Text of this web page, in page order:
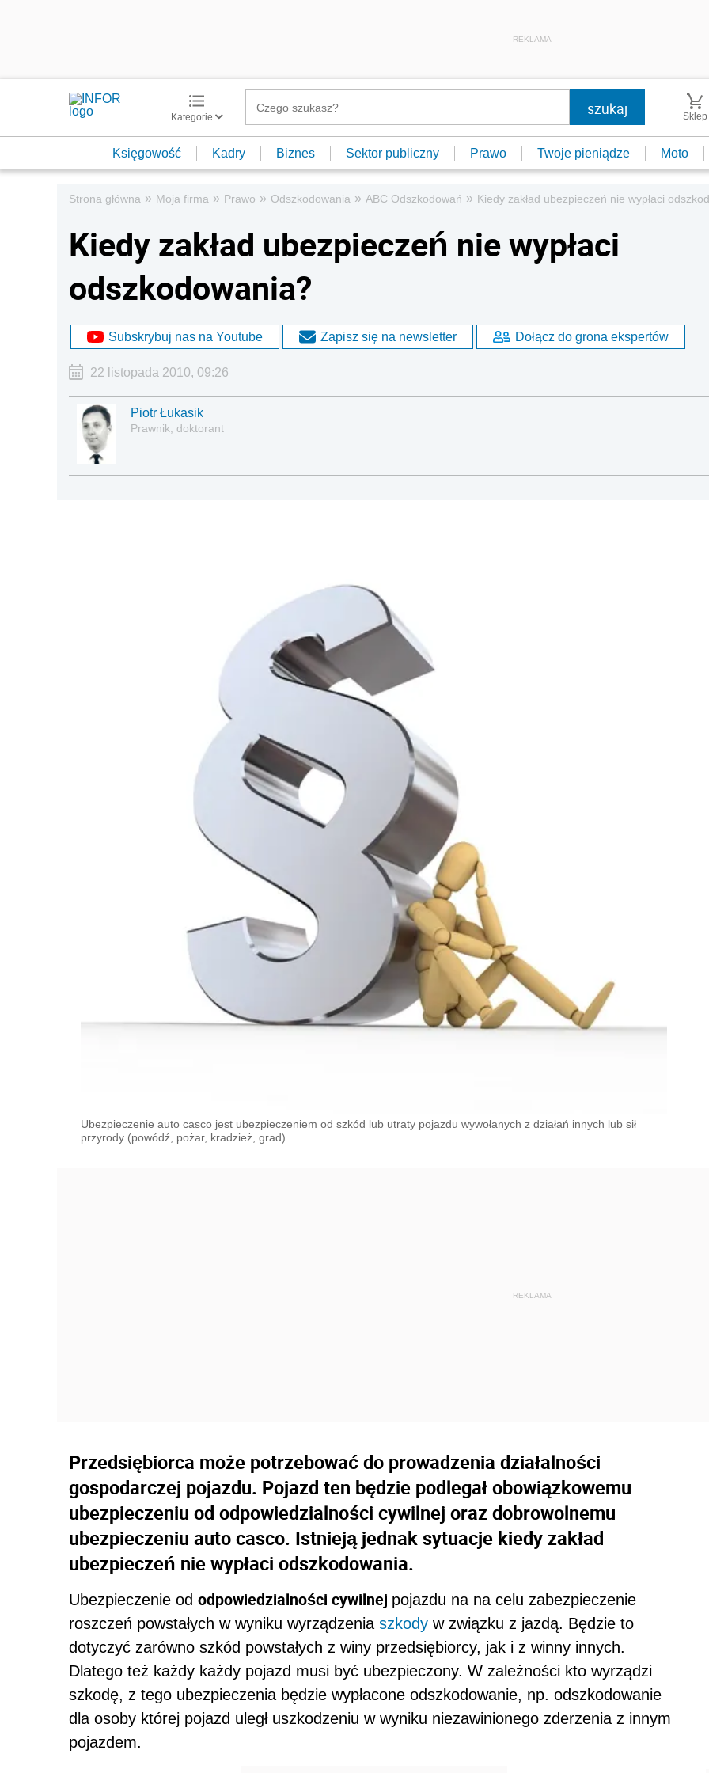
REKLAMA
Kategorie Sklep
Księgowość Kadry Biznes Sektor publiczny Prawo Twoje pieniądze Moto
Strona główna » Moja firma » Prawo » Odszkodowania » ABC Odszkodowań » Kiedy zakład ubezpieczeń nie wypłaci
Kiedy zakład ubezpieczeń nie wypłaci
odszkodowania?
Subskrybuj nas na Youtube Zapisz się na newsletter Dołącz do grona ekspertów
22 listopada 2010, 09:26
Piotr Łukasik
Prawnik, doktorant
Ubezpieczenie auto casco jest ubezpieczeniem od szkód lub utraty pojazdu wywołanych z działań innych lub sił
przyrody (powódź, pożar, kradzież, grad).
Przedsiębiorca może potrzebować do prowadzenia działalności
gospodarczej pojazdu. Pojazd ten będzie podlegał obowiązkowemu
ubezpieczeniu od odpowiedzialności cywilnej oraz dobrowolnemu
ubezpieczeniu auto casco. Istnieją jednak sytuacje kiedy zakład
ubezpieczeń nie wypłaci odszkodowania.
Ubezpieczenie od odpowiedzialności cywilnej pojazdu na na celu zabezpieczenie
roszczeń powstałych w wyniku wyrządzenia szkody w związku z jazdą. Będzie to
dotyczyć zarówno szkód powstałych z winy przedsiębiorcy, jak i z winny innych.
Dlatego też każdy każdy pojazd musi być ubezpieczony. W zależności kto wyrządzi
szkodę, z tego ubezpieczenia będzie wypłacone odszkodowanie, np. odszkodowanie
dla osoby której pojazd uległ uszkodzeniu w wyniku niezawinionego zderzenia z innym
pojazdem.